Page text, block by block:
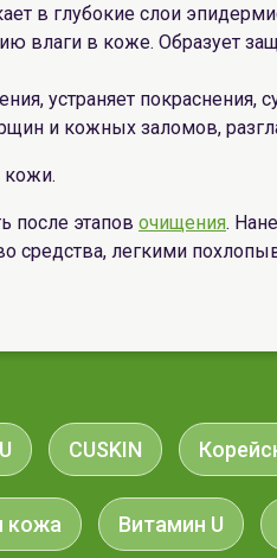
в глубокие слои
влаги в коже. Образует
устраняет покраснения,
и кожных заломов,
кожи.
после этапов очищения.
средства, легкими
CUSKIN
кожа Витамин U